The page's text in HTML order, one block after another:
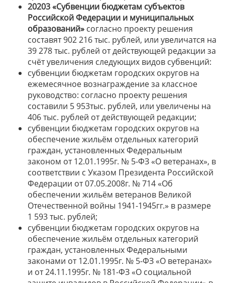
20203 «Субвенции бюджетам субъектов
Российской Федерации и муниципальных
образований» согласно проекту решения
составят 902 216 тыс. рублей, или увеличатся на
39 278 тыс. рублей от действующей редакции за
счёт увеличения следующих видов субвенций:
субвенции бюджетам городских округов на
ежемесячное вознаграждение за классное
руководство: согласно проекту решения
составили 5 953тыс. рублей, или увеличены на
406 тыс. рублей от действующей редакции;
субвенции бюджетам городских округов на
обеспечение жильём отдельных категорий
граждан, установленных Федеральным
законом от 12.01.1995г. № 5-ФЗ «О ветеранах», в
соответствии с Указом Президента Российской
Федерации от 07.05.2008г. № 714 «Об
обеспечении жильём ветеранов Великой
Отечественной войны 1941-1945гг.» в размере
1 593 тыс. рублей;
субвенции бюджетам городских округов на
обеспечение жильём отдельных категорий
граждан, установленных Федеральными
законами от 12.01.1995г. № 5-ФЗ «О ветеранах»
и от 24.11.1995г. № 181-ФЗ «О социальной